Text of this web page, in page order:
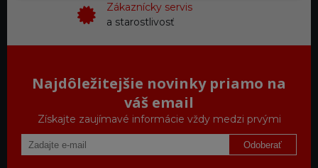
Zákaznícky servis
a starostlivosť
Najdôležitejšie novinky priamo na
váš email
Získajte zaujímavé informácie vždy medzi prvými
Odoberať